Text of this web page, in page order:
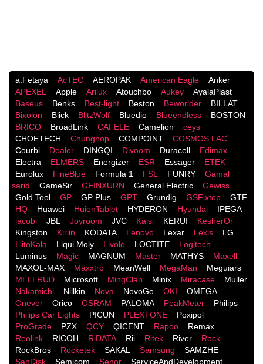
a.Fetaya AcTEC AEROPAK American Eagle
Anker
APEXEL
Apple Arilux Atouchbo Aukey
AyalaPlast
Baseus
Benks Best-light Beston Beworlder
BILLAT
Bixolon
Blick BlitzWolf Bluedio Blueendless
BOSTON
BRICO
BroadLink CAFELE Camelion
ceys
CHOETECH
Chunghop COMPOINT
COSMOS LACֹ
Courbi
Dealor DINGQI Divoom Duracell
Edimax
Electra
ELMERS Energizer ESR Essager
ETEK
Eurolux
FineBlue Formula 1 FSL FUNRY
Gamal
sarid
GameSir GEINXURN General Electric
Gewiss
Gold Tool
GP GP Plus GPT Grundig GSFixtop
GTF
HQ
Huawei HuionTablet HYDERON Hyundai
IPEGA
jacobi
JBL Joyroom JVC Kaisi KERUI
KesherOr
Kingston
Kirlin KODATA Lenovo Lexar Lexis
LG
LiitoKala
Liqui Moly Livolo LOCTITE
Logitech
Luminus
Magic MAGNUM Master MATHYS
Maxell
MAXOL-MAX
Maxxtro MeanWell MegaMan
Meguiars
MELLRUD
Microsoft MingClan Minix Miracase
Muller
Nakamichi
Nillkin Nova NovoGo OKI
OMEGA
Onever
Orico OSRAM PALOMA PeakMeter
Philips
Philips Car Lights
PICUN PLEXTONE
Poxipol
ProGrade
PZX QCY QICENT Rapoo
Remax
Reolink
RICOH RiDATA Rii Ritek River
Rock
RockBros
Rocketek SAKAL Samsung
SAMZHE
SanDisk
Semicom Senor ServiceAndDevelopment